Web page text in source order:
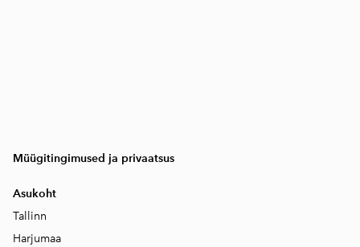
Müügitingimused ja privaatsus
Asukoht
Tallinn
Harjumaa